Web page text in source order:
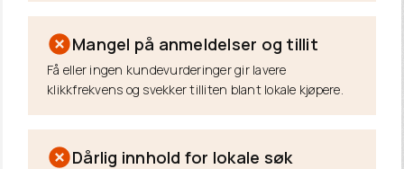
Mangel på anmeldelser og tillit
Få eller ingen kundevurderinger gir lavere
klikkfrekvens og svekker tilliten blant lokale kjøpere.
Dårlig innhold for lokale søk